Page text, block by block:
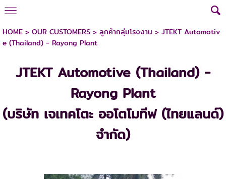
HOME> OUR CUSTOMERS> ลูกค้ากลุ่มโรงงาน > JTEKT Automotiv
e (Thailand) - Rayong Plant
JTEKT Automotive (Thailand) -
Rayong Plant
(บริษัท เจเทคโตะ ออโตโมทีฟ (ไทยแลนด์)
จำกัด)